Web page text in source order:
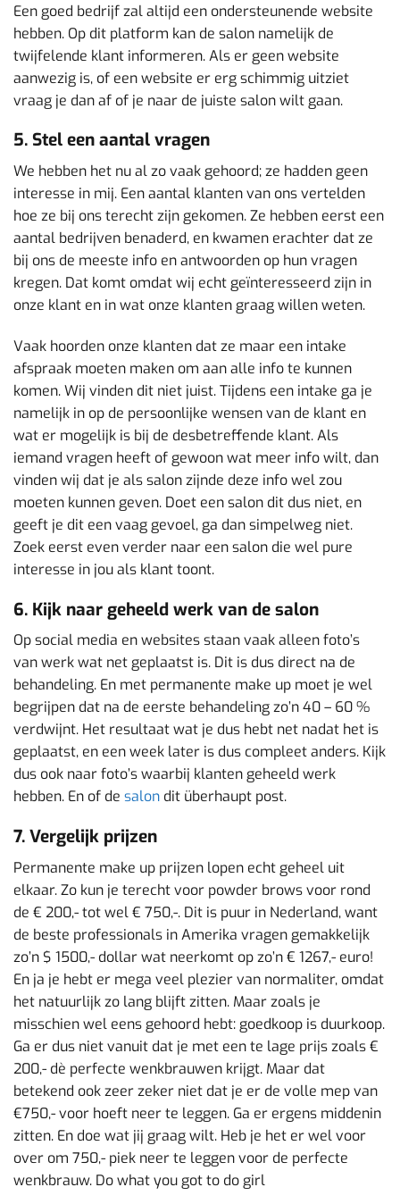
Een goed bedrijf zal altijd een ondersteunende website
hebben. Op dit platform kan de salon namelijk de
twijfelende klant informeren. Als er geen website
aanwezig is, of een website er erg schimmig uitziet
vraag je dan af of je naar de juiste salon wilt gaan.
5. Stel een aantal vragen
We hebben het nu al zo vaak gehoord; ze hadden geen
interesse in mij. Een aantal klanten van ons vertelden
hoe ze bij ons terecht zijn gekomen. Ze hebben eerst een
aantal bedrijven benaderd, en kwamen erachter dat ze
bij ons de meeste info en antwoorden op hun vragen
kregen. Dat komt omdat wij echt geïnteresseerd zijn in
onze klant en in wat onze klanten graag willen weten.
Vaak hoorden onze klanten dat ze maar een intake
afspraak moeten maken om aan alle info te kunnen
komen. Wij vinden dit niet juist. Tijdens een intake ga je
namelijk in op de persoonlijke wensen van de klant en
wat er mogelijk is bij de desbetreffende klant. Als
iemand vragen heeft of gewoon wat meer info wilt, dan
vinden wij dat je als salon zijnde deze info wel zou
moeten kunnen geven. Doet een salon dit dus niet, en
geeft je dit een vaag gevoel, ga dan simpelweg niet.
Zoek eerst even verder naar een salon die wel pure
interesse in jou als klant toont.
6. Kijk naar geheeld werk van de salon
Op social media en websites staan vaak alleen foto’s
van werk wat net geplaatst is. Dit is dus direct na de
behandeling. En met permanente make up moet je wel
begrijpen dat na de eerste behandeling zo’n 40 – 60 %
verdwijnt. Het resultaat wat je dus hebt net nadat het is
geplaatst, en een week later is dus compleet anders. Kijk
dus ook naar foto’s waarbij klanten geheeld werk
hebben. En of de salon dit überhaupt post.
7. Vergelijk prijzen
Permanente make up prijzen lopen echt geheel uit
elkaar. Zo kun je terecht voor powder brows voor rond
de € 200,- tot wel € 750,-. Dit is puur in Nederland, want
de beste professionals in Amerika vragen gemakkelijk
zo’n $ 1500,- dollar wat neerkomt op zo’n € 1267,- euro!
En ja je hebt er mega veel plezier van normaliter, omdat
het natuurlijk zo lang blijft zitten. Maar zoals je
misschien wel eens gehoord hebt: goedkoop is duurkoop.
Ga er dus niet vanuit dat je met een te lage prijs zoals €
200,- dè perfecte wenkbrauwen krijgt. Maar dat
betekend ook zeer zeker niet dat je er de volle mep van
€750,- voor hoeft neer te leggen. Ga er ergens middenin
zitten. En doe wat jij graag wilt. Heb je het er wel voor
over om 750,- piek neer te leggen voor de perfecte
wenkbrauw. Do what you got to do girl